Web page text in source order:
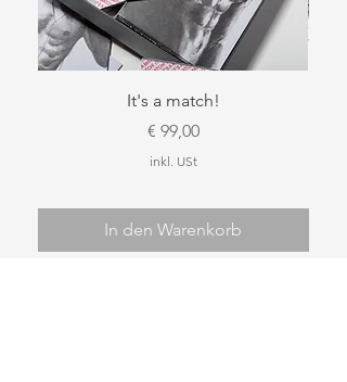
It's a match!
Preis
€ 99,00
inkl. USt
In den Warenkorb